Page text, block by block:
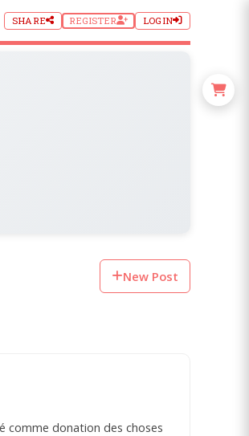
SHARE REGISTER LOGIN
New Post
comme donation des choses